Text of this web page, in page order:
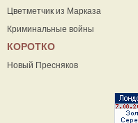
Цветметчик из Марказа
Криминальные войны
КОРОТКО
Новый Пресняков